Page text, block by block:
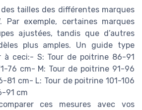
tailles des différentes marques
exemple, certaines marques
ajustées, tandis que d’autres
plus amples. Un guide type
à ceci:- S: Tour de poitrine 86-91
76 cm- M: Tour de poitrine 91-96
81 cm- L: Tour de poitrine 101-106
91 cm
ces mesures avec vos